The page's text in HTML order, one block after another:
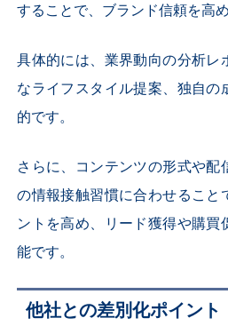
することで、ブランド信頼を高
具体的には、業界動向の分析レ
なライフスタイル提案、独自の
的です。
さらに、コンテンツの形式や配
の情報接触習慣に合わせること
ントを高め、リード獲得や購
能です。
他社との差別化ポイント